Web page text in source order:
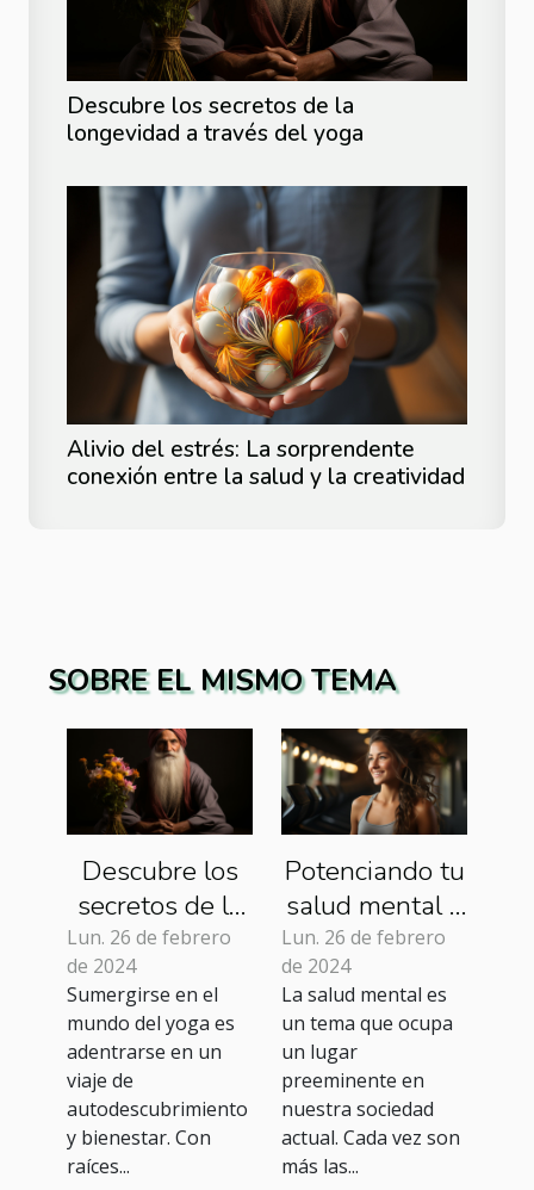
Descubre los secretos de la
longevidad a través del yoga
Alivio del estrés: La sorprendente
conexión entre la salud y la creatividad
SOBRE EL MISMO TEMA
Descubre los
secretos de la
longevidad a
través del yoga
Lun. 26 de febrero
de 2024
Sumergirse en el
mundo del yoga es
adentrarse en un
viaje de
autodescubrimiento
y bienestar. Con
raíces...
Potenciando tu
salud mental a
través del
ejercicio físico
Lun. 26 de febrero
de 2024
La salud mental es
un tema que ocupa
un lugar
preeminente en
nuestra sociedad
actual. Cada vez son
más las...